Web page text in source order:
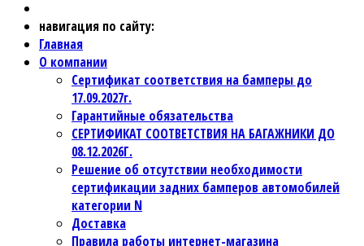
навигация по сайту:
Главная
О компании
Сертификат соответствия на бамперы до
17.09.2027г.
Гарантийные обязательства
СЕРТИФИКАТ СООТВЕТСТВИЯ НА БАГАЖНИКИ ДО
08.12.2026Г.
Решение об отсутствии необходимости
сертификации задних бамперов автомобилей
категории N
Доставка
Правила работы интернет-магазина